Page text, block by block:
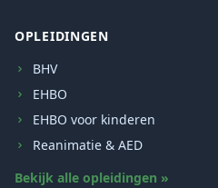
OPLEIDINGEN
BHV
EHBO
EHBO voor kinderen
Reanimatie & AED
Bekijk alle opleidingen »